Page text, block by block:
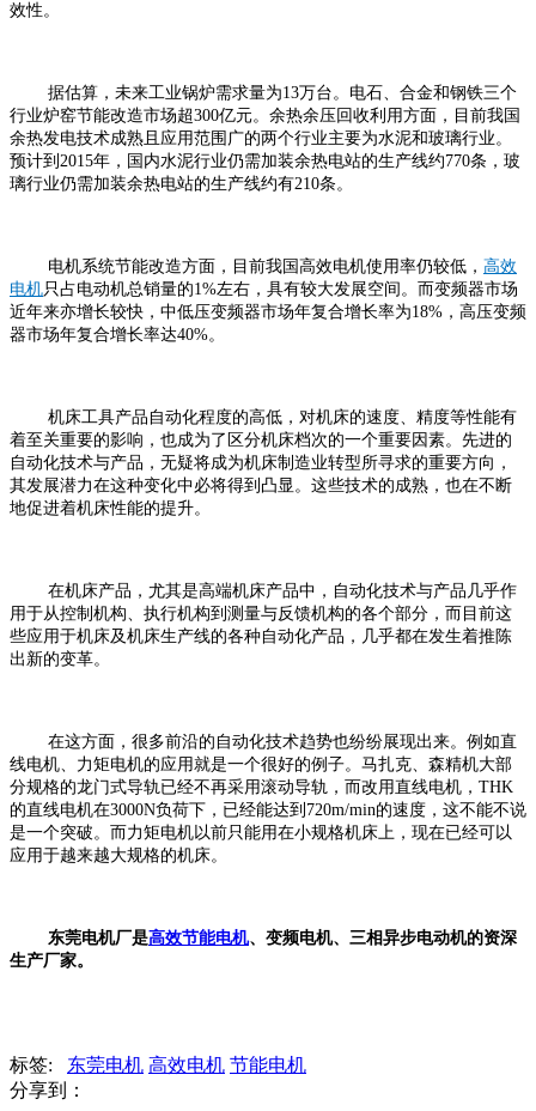
效性。
据估算，未来工业锅炉需求量为13万台。电石、合金和钢铁三个
行业炉窑节能改造市场超300亿元。余热余压回收利用方面，目前我国
余热发电技术成熟且应用范围广的两个行业主要为水泥和玻璃行业。
预计到2015年，国内水泥行业仍需加装余热电站的生产线约770条，玻
璃行业仍需加装余热电站的生产线约有210条。
电机系统节能改造方面，目前我国高效电机使用率仍较低， 高效
电机只占电动机总销量的1%左右，具有较大发展空间。而变频器市场
近年来亦增长较快，中低压变频器市场年复合增长率为18%，高压变频
器市场年复合增长率达40%。
机床工具产品自动化程度的高低，对机床的速度、精度等性能有
着至关重要的影响，也成为了区分机床档次的一个重要因素。先进的
自动化技术与产品，无疑将成为机床制造业转型所寻求的重要方向，
其发展潜力在这种变化中必将得到凸显。这些技术的成熟，也在不断
地促进着机床性能的提升。
在机床产品，尤其是高端机床产品中，自动化技术与产品几乎作
用于从控制机构、执行机构到测量与反馈机构的各个部分，而目前这
些应用于机床及机床生产线的各种自动化产品，几乎都在发生着推陈
出新的变革。
在这方面，很多前沿的自动化技术趋势也纷纷展现出来。例如直
线电机、力矩电机的应用就是一个很好的例子。马扎克、森精机大部
分规格的龙门式导轨已经不再采用滚动导轨，而改用直线电机，THK
的直线电机在3000N负荷下，已经能达到720m/min的速度，这不能不说
是一个突破。而力矩电机以前只能用在小规格机床上，现在已经可以
应用于越来越大规格的机床。
东莞电机厂是高效节能电机、变频电机、三相异步电动机的资深
生产厂家。
标签: 东莞电机 高效电机 节能电机
分享到：